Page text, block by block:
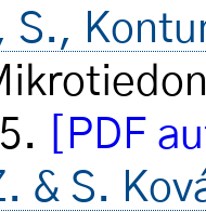
S.,
[PDF
& S.